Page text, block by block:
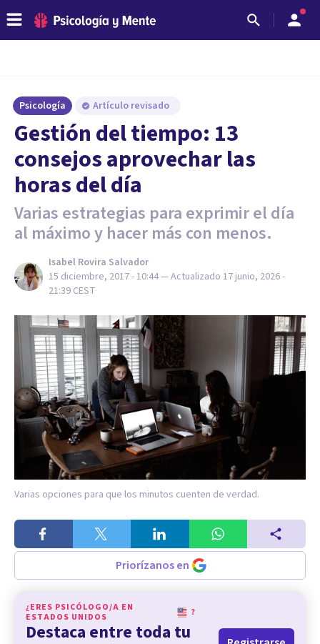
Psicología Artículo revisado
Gestión del tiempo: 13
consejos aprovechar las
horas del día
Varias estrategias para exprimir el día
al máximo y hacer más con menos.
Isabel Rovira Salvador
15 diciembre, 2017 - 10:44— Actualizado 17 junio, 2026 -
21:39 CEST
Varias opciones para que los minutos cuenten de verdad.
Priorízanos en
¿ERES PSICÓLOGO/A EN
ESTADOS UNIDOS
?
Destaca entre toda tu